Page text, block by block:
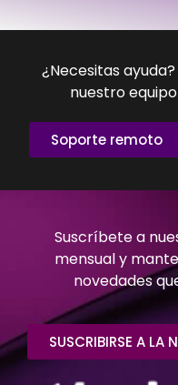
¿Necesitas
nuestro
Soporte remoto
Suscríbete a
mensual y
novedades
SUSCRIBIRSE A LA